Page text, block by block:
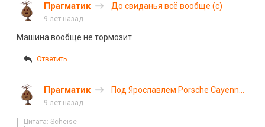
Прагматик До свиданья всё вообще (с)
9 лет назад
Машина вообще не тормозит
Ответить
Прагматик
Под Ярославлем Porsche Cayenne
9 лет назад
Цитата: Scheise